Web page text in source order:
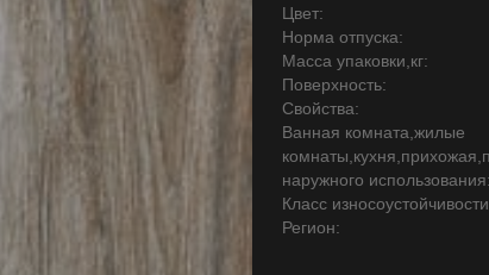
Цвет:
Норма отпуска:
Масса упаковки,кг:
Поверхность:
Свойства:
Ванная комната,жилые
наружного использования:
Класс
Регион: